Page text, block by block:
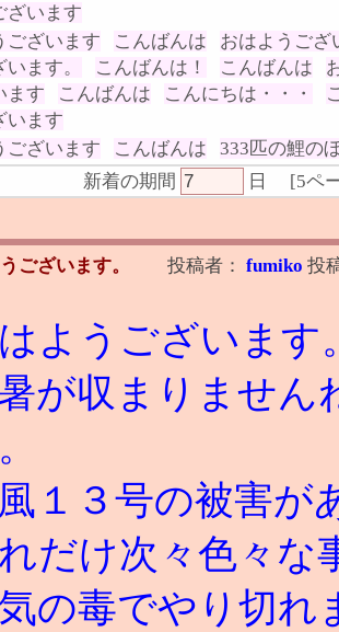
ざいます
ございます こんばんは
おはようござ
ます。
こんばんは！ こんばんは
ます
こんばんは こんにちは・・・
います
ございます こんばんは
333匹の鯉の
新着の期間
日 [5ペ
ございます。 投稿者： fumiko 投
ようございます
が収まりません
１３号の被害が
だけ次々色々な
の毒でやり切れ